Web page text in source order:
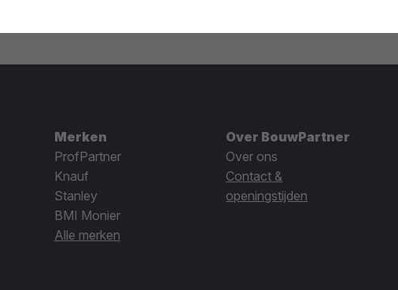
Merken
ProfPartner
Knauf
Stanley
BMI Monier
Alle merken
Over BouwPartner
Over ons
Contact &
openingstijden